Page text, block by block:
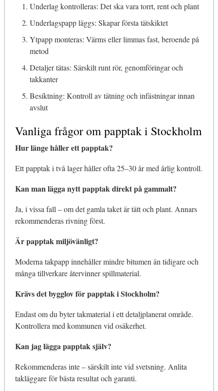
Underlag kontrolleras: Det ska vara torrt, rent och plant
Underlagspapp läggs: Skapar första tätskiktet
Ytpapp monteras: Värms eller limmas fast, beroende på
metod
Detaljer tätas: Särskilt runt rör, genomföringar och
takkanter
Besiktning: Kontroll av tätning och infästningar innan
avslut
Vanliga frågor om papptak i Stockholm
Hur länge håller ett papptak?
Ett papptak i två lager håller ofta 25–30 år med årlig kontroll.
Kan man lägga nytt papptak direkt på gammalt?
Ja, i vissa fall – om det gamla taket är tätt och plant. Annars
rekommenderas rivning först.
Är papptak miljövänligt?
Moderna takpapp innehåller mindre bitumen än tidigare och
många tillverkare återvinner spillmaterial.
Krävs det bygglov för papptak i Stockholm?
Endast om du byter takmaterial i ett detaljplanerat område.
Kontrollera med kommunen vid osäkerhet.
Kan jag lägga papptak själv?
Rekommenderas inte – särskilt inte vid svetsning. Anlita
takläggare för bästa resultat och garanti.